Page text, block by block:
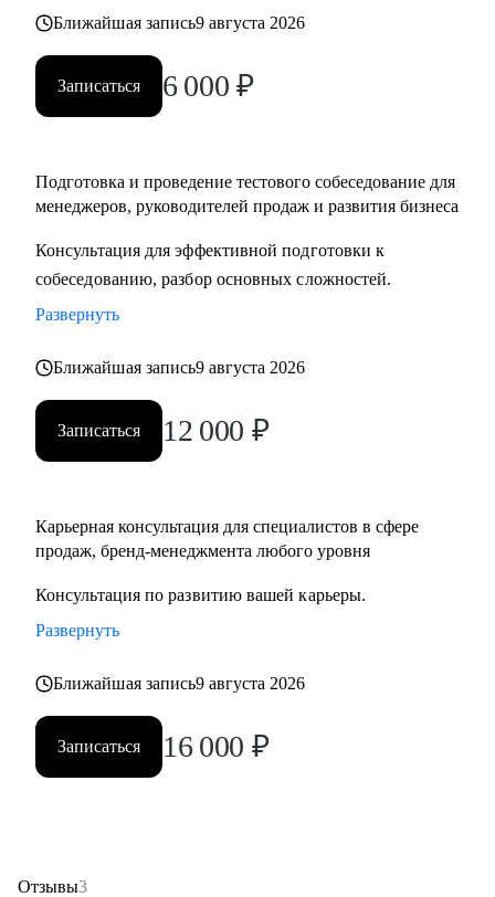
Ближайшая запись9 августа 2026
Записаться 6 000 ₽
Подготовка и проведение тестового собеседование для
менеджеров, руководителей продаж и развития бизнеса
Консультация для эффективной подготовки к
собеседованию, разбор основных сложностей.
Развернуть
Ближайшая запись9 августа 2026
Записаться 12 000 ₽
Карьерная консультация для специалистов в сфере
продаж, бренд-менеджмента любого уровня
Консультация по развитию вашей карьеры.
Развернуть
Ближайшая запись9 августа 2026
Записаться 16 000 ₽
Отзывы3